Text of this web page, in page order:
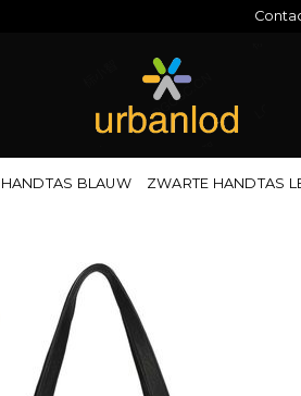
HANDTAS BLAUW ZWARTE HANDTAS